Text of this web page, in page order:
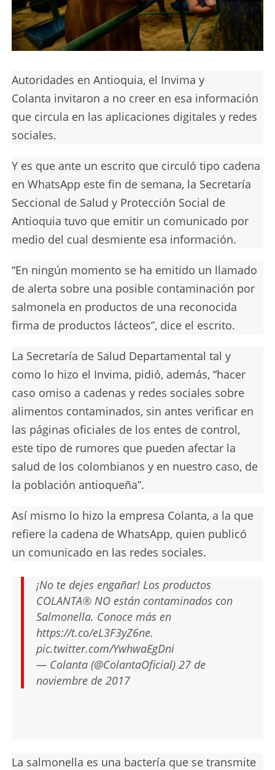
Autoridades en Antioquia, el Invima y
Colanta invitaron a no creer en esa información
que circula en las aplicaciones digitales y redes
sociales.
Y es que ante un escrito que circuló tipo cadena
en WhatsApp este fin de semana, la Secretaría
Seccional de Salud y Protección Social de
Antioquia tuvo que emitir un comunicado por
medio del cual desmiente esa información.
“En ningún momento se ha emitido un llamado
de alerta sobre una posible contaminación por
salmonela en productos de una reconocida
firma de productos lácteos”, dice el escrito.
La Secretaría de Salud Departamental tal y
como lo hizo el Invima, pidió, además, “hacer
caso omiso a cadenas y redes sociales sobre
alimentos contaminados, sin antes verificar en
las páginas oficiales de los entes de control,
este tipo de rumores que pueden afectar la
salud de los colombianos y en nuestro caso, de
la población antioqueña”.
Así mismo lo hizo la empresa Colanta, a la que
refiere la cadena de WhatsApp, quien publicó
un comunicado en las redes sociales.
¡No te dejes engañar! Los productos
COLANTA® NO están contaminados con
Salmonella. Conoce más en
https://t.co/eL3F3yZ6ne.
pic.twitter.com/YwhwaEgDni
— Colanta (@ColantaOficial)27 de
noviembre de 2017
La salmonella es una bactería que se transmite